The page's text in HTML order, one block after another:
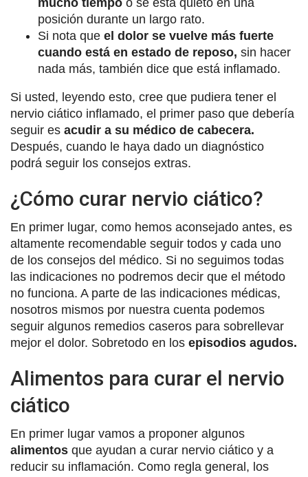
mucho tiempo o se está quieto en una
posición durante un largo rato.
Si nota que el dolor se vuelve más fuerte
cuando está en estado de reposo, sin hacer
nada más, también dice que está inflamado.
Si usted, leyendo esto, cree que pudiera tener el
nervio ciático inflamado, el primer paso que debería
seguir es acudir a su médico de cabecera.
Después, cuando le haya dado un diagnóstico
podrá seguir los consejos extras.
¿Cómo curar nervio ciático?
En primer lugar, como hemos aconsejado antes, es
altamente recomendable seguir todos y cada uno
de los consejos del médico. Si no seguimos todas
las indicaciones no podremos decir que el método
no funciona. A parte de las indicaciones médicas,
nosotros mismos por nuestra cuenta podemos
seguir algunos remedios caseros para sobrellevar
mejor el dolor. Sobretodo en los episodios agudos.
Alimentos para curar el nervio
ciático
En primer lugar vamos a proponer algunos
alimentos que ayudan a curar nervio ciático y a
reducir su inflamación. Como regla general, los